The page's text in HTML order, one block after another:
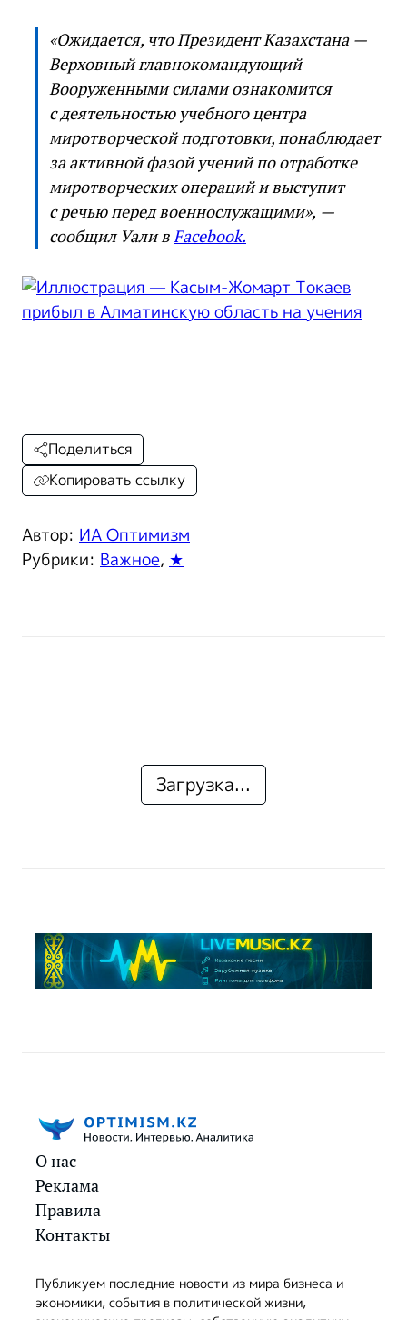
«Ожидается, что Президент Казахстана —
Верховный главнокомандующий
Вооруженными силами ознакомится
с деятельностью учебного центра
миротворческой подготовки, понаблюдает
за активной фазой учений по отработке
миротворческих операций и выступит
с речью перед военнослужащими», —
сообщил Уали вFacebook.
Автор: ИА Оптимизм
Рубрики: Важное, ★
Поделиться
Копировать ссылку
Загрузка...
О нас
Реклама
Правила
Контакты
Публикуем последние новости из мира бизнеса и
экономики, события в политической жизни,